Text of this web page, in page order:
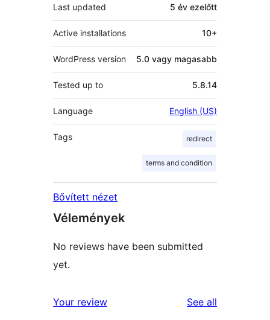
Last updated 5 év ezelőtt
Active installations 10+
WordPress version 5.0 vagy magasabb
Tested up to 5.8.14
Language English (US)
Tags redirect
terms and condition
Bővített nézet
Vélemények
No reviews have been submitted
yet.
Your review See all